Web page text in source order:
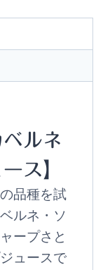
ルネ
ス】
品種を試
ルネ・ソ
ープさと
ュースで